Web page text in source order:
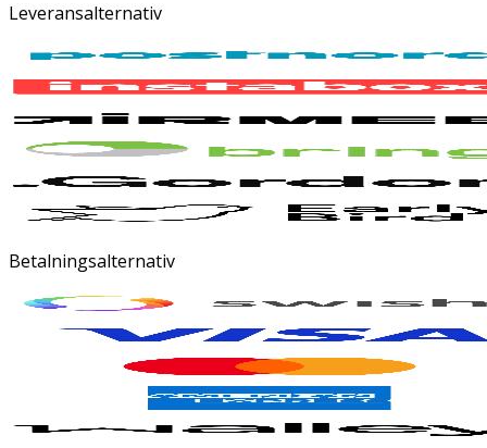
Leveransalternativ
Betalningsalternativ